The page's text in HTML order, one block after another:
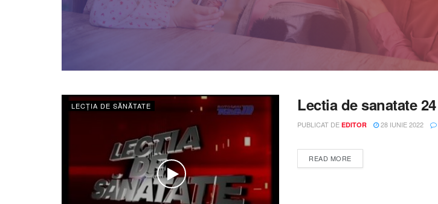
LECȚIA DE SĂNĂTATE Lectia de sanatate
PUBLICAT DE EDITOR 28 IUNIE 2022
READ MOREDETAILS